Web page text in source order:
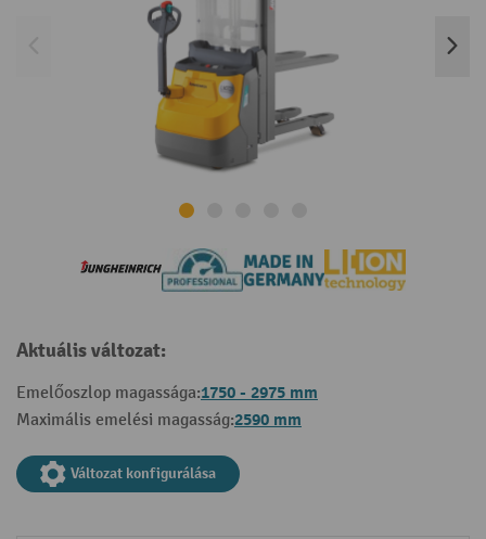
Aktuális változat:
Emelőoszlop magassága:1750 - 2975 mm
Maximális emelési magasság:2590 mm
Változat konfigurálása